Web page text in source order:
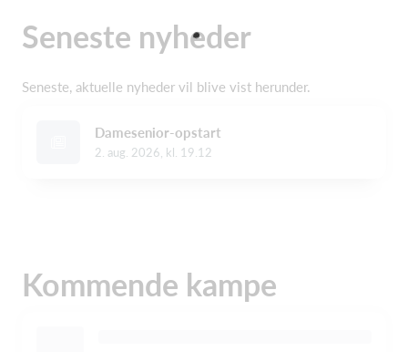
Seneste nyheder
Seneste, aktuelle nyheder vil blive vist herunder.
Damesenior-opstart
2. aug. 2026, kl. 19.12
Kommende kampe